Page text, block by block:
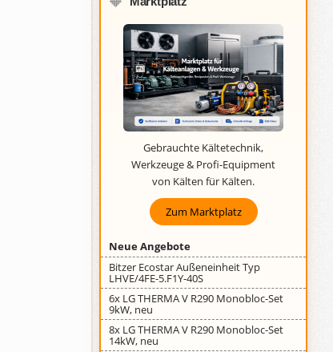
Gebrauchte Kältetechnik,
Werkzeuge & Profi-Equipment
von Kälten für Kälten.
Zum Marktplatz
Neue Angebote
Bitzer Ecostar Außeneinheit Typ
LHVE/4FE-5.F1Y-40S
6x LG THERMA V R290 Monobloc-Set
9kW, neu
8x LG THERMA V R290 Monobloc-Set
14kW, neu